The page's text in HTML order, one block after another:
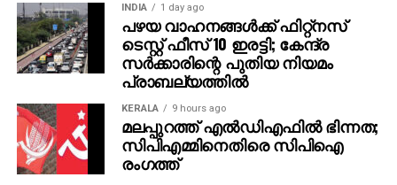
INDIA 1 day ago
പഴയ വാഹനങ്ങള്‍ക്ക് ഫിറ്റ്‌നസ്
ടെസ്റ്റ് ഫീസ് 10 ഇരട്ടി; കേന്ദ്ര
സര്‍ക്കാരിന്റെ പുതിയ നിയമം
പ്രാബല്യത്തില്‍
KERALA 9 hours ago
മലപ്പുറത്ത് എല്‍ഡിഎഫില്‍ ഭിന്നത;
സിപിഎമ്മിനെതിരെ സിപിഐ
രംഗത്ത്